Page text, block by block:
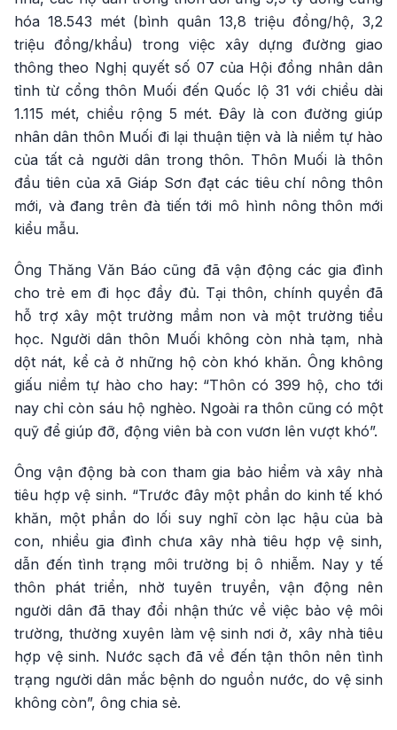
hóa 18.543 mét (bình quân 13,8 triệu đồng/hộ, 3,2
triệu đồng/khẩu) trong việc xây dựng đường giao
thông theo Nghị quyết số 07 của Hội đồng nhân dân
tỉnh từ cổng thôn Muối đến Quốc lộ 31 với chiều dài
1.115 mét, chiều rộng 5 mét. Đây là con đường giúp
nhân dân thôn Muối đi lại thuận tiện và là niềm tự hào
của tất cả người dân trong thôn. Thôn Muối là thôn
đầu tiên của xã Giáp Sơn đạt các tiêu chí nông thôn
mới, và đang trên đà tiến tới mô hình nông thôn mới
kiểu mẫu.
Ông Thăng Văn Báo cũng đã vận động các gia đình
cho trẻ em đi học đầy đủ. Tại thôn, chính quyền đã
hỗ trợ xây một trường mầm non và một trường tiểu
học. Người dân thôn Muối không còn nhà tạm, nhà
dột nát, kể cả ở những hộ còn khó khăn. Ông không
giấu niềm tự hào cho hay: “Thôn có 399 hộ, cho tới
nay chỉ còn sáu hộ nghèo. Ngoài ra thôn cũng có một
quỹ để giúp đỡ, động viên bà con vươn lên vượt khó”.
Ông vận động bà con tham gia bảo hiểm và xây nhà
tiêu hợp vệ sinh. “Trước đây một phần do kinh tế khó
khăn, một phần do lối suy nghĩ còn lạc hậu của bà
con, nhiều gia đình chưa xây nhà tiêu hợp vệ sinh,
dẫn đến tình trạng môi trường bị ô nhiễm. Nay y tế
thôn phát triển, nhờ tuyên truyền, vận động nên
người dân đã thay đổi nhận thức về việc bảo vệ môi
trường, thường xuyên làm vệ sinh nơi ở, xây nhà tiêu
hợp vệ sinh. Nước sạch đã về đến tận thôn nên tình
trạng người dân mắc bệnh do nguồn nước, do vệ sinh
không còn”, ông chia sẻ.